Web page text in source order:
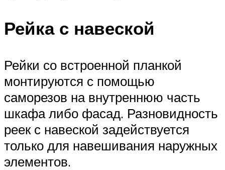
Рейка с навеской
Рейки со встроенной планкой
монтируются с помощью
саморезов на внутреннюю часть
шкафа либо фасад. Разновидность
реек с навеской задействуется
только для навешивания наружных
элементов.